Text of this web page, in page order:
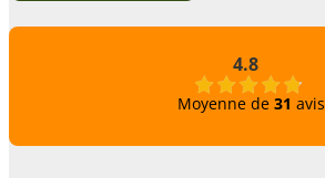
4.8
Moyenne de 31 avis